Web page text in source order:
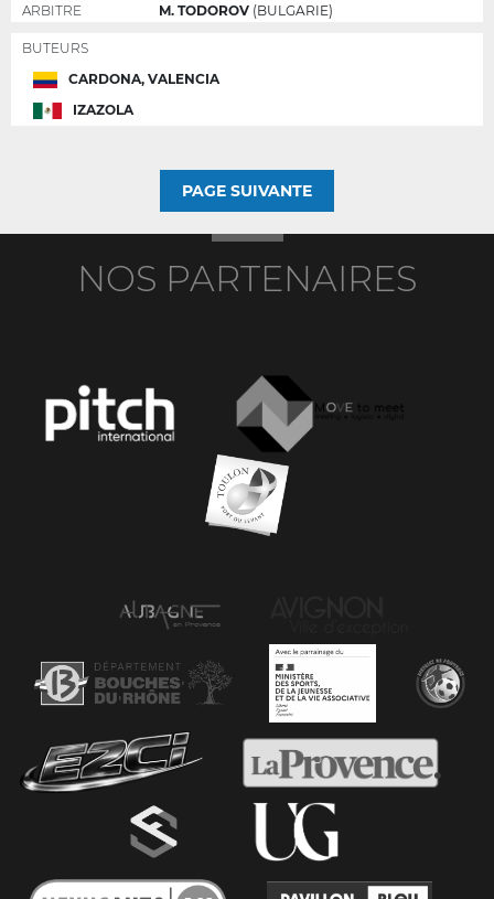
ARBITRE
M. TODOROV (BULGARIE)
BUTEURS
CARDONA, VALENCIA
IZAZOLA
PAGE SUIVANTE
NOS PARTENAIRES